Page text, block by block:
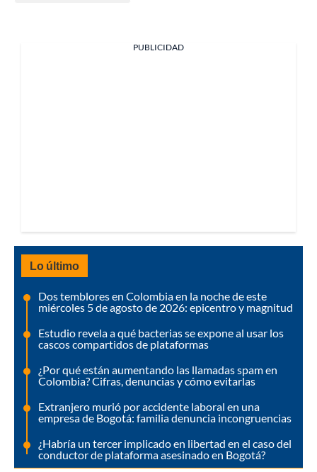
PUBLICIDAD
Lo último
Dos temblores en Colombia en la noche de este
miércoles 5 de agosto de 2026: epicentro y magnitud
Estudio revela a qué bacterias se expone al usar los
cascos compartidos de plataformas
¿Por qué están aumentando las llamadas spam en
Colombia? Cifras, denuncias y cómo evitarlas
Extranjero murió por accidente laboral en una
empresa de Bogotá: familia denuncia incongruencias
¿Habría un tercer implicado en libertad en el caso del
conductor de plataforma asesinado en Bogotá?